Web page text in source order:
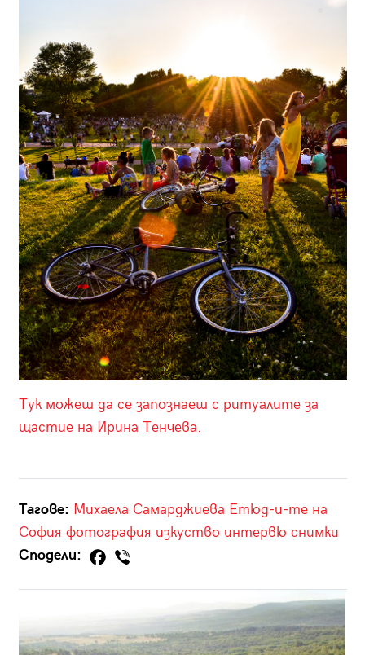
Тук можеш да се запознаеш с ритуалите за
щастие на Ирина Тенчева.
Тагове: Михаела Самарджиева Етюд-и-те на
София фотография изкуство интервю снимки
Сподели: